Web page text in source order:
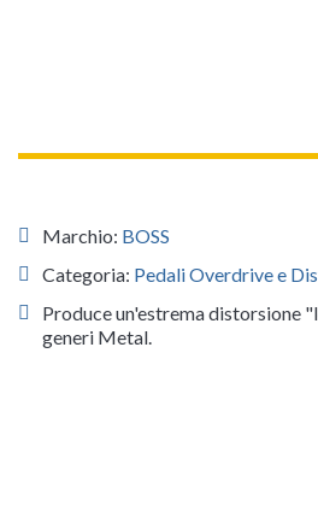
Marchio: BOSS
Categoria: Pedali Overdrive e
Produce un'estrema distorsione
generi Metal.